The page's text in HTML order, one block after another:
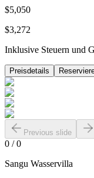
$5,050
$3,272
Inklusive Steuern und
Preisdetails
Previous slide
0 /0
Sangu Wasservilla